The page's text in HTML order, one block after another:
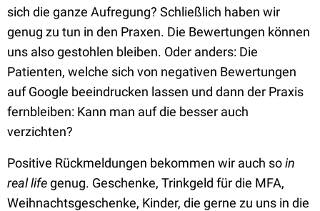
sich die ganze Aufregung? Schließlich haben wir
genug zu tun in den Praxen. Die Bewertungen können
uns also gestohlen bleiben. Oder anders: Die
Patienten, welche sich von negativen Bewertungen
auf Google beeindrucken lassen und dann der Praxis
fernbleiben: Kann man auf die besser auch
verzichten?
Positive Rückmeldungen bekommen wir auch soin
real lifegenug. Geschenke, Trinkgeld für die MFA,
Weihnachtsgeschenke, Kinder, die gerne zu uns in die